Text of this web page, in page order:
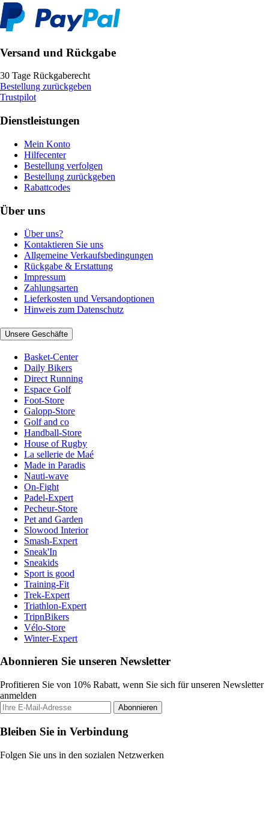
Versand und Rückgabe
30 Tage Rückgaberecht
Bestellung zurückgeben
Trustpilot
Dienstleistungen
Mein Konto
Hilfecenter
Bestellung verfolgen
Bestellung zurückgeben
Rabattcodes
Über uns
Über uns?
Kontaktieren Sie uns
Allgemeine Verkaufsbedingungen
Rückgabe & Erstattung
Impressum
Zahlungsarten
Lieferkosten und Versandoptionen
Hinweis zum Datenschutz
Unsere Geschäfte
Basket-Center
Daily Bikers
Direct Running
Espace Golf
Foot-Store
Galopp-Store
Golf and co
Handball-Store
House of Rugby
La sellerie de Maé
Made in Paradis
Nauti-wave
On-Fight
Padel-Expert
Pecheur-Store
Pet and Garden
Slowood Interior
Smash-Expert
Sneak'In
Sneakids
Sport is good
Training-Fit
Trek-Expert
Triathlon-Expert
TripnBikers
Vélo-Store
Winter-Expert
Abonnieren Sie unseren Newsletter
Profitieren Sie von 10% Rabatt, wenn Sie sich für unseren Newsletter
anmelden
Abonnieren
Bleiben Sie in Verbindung
Folgen Sie uns in den sozialen Netzwerken